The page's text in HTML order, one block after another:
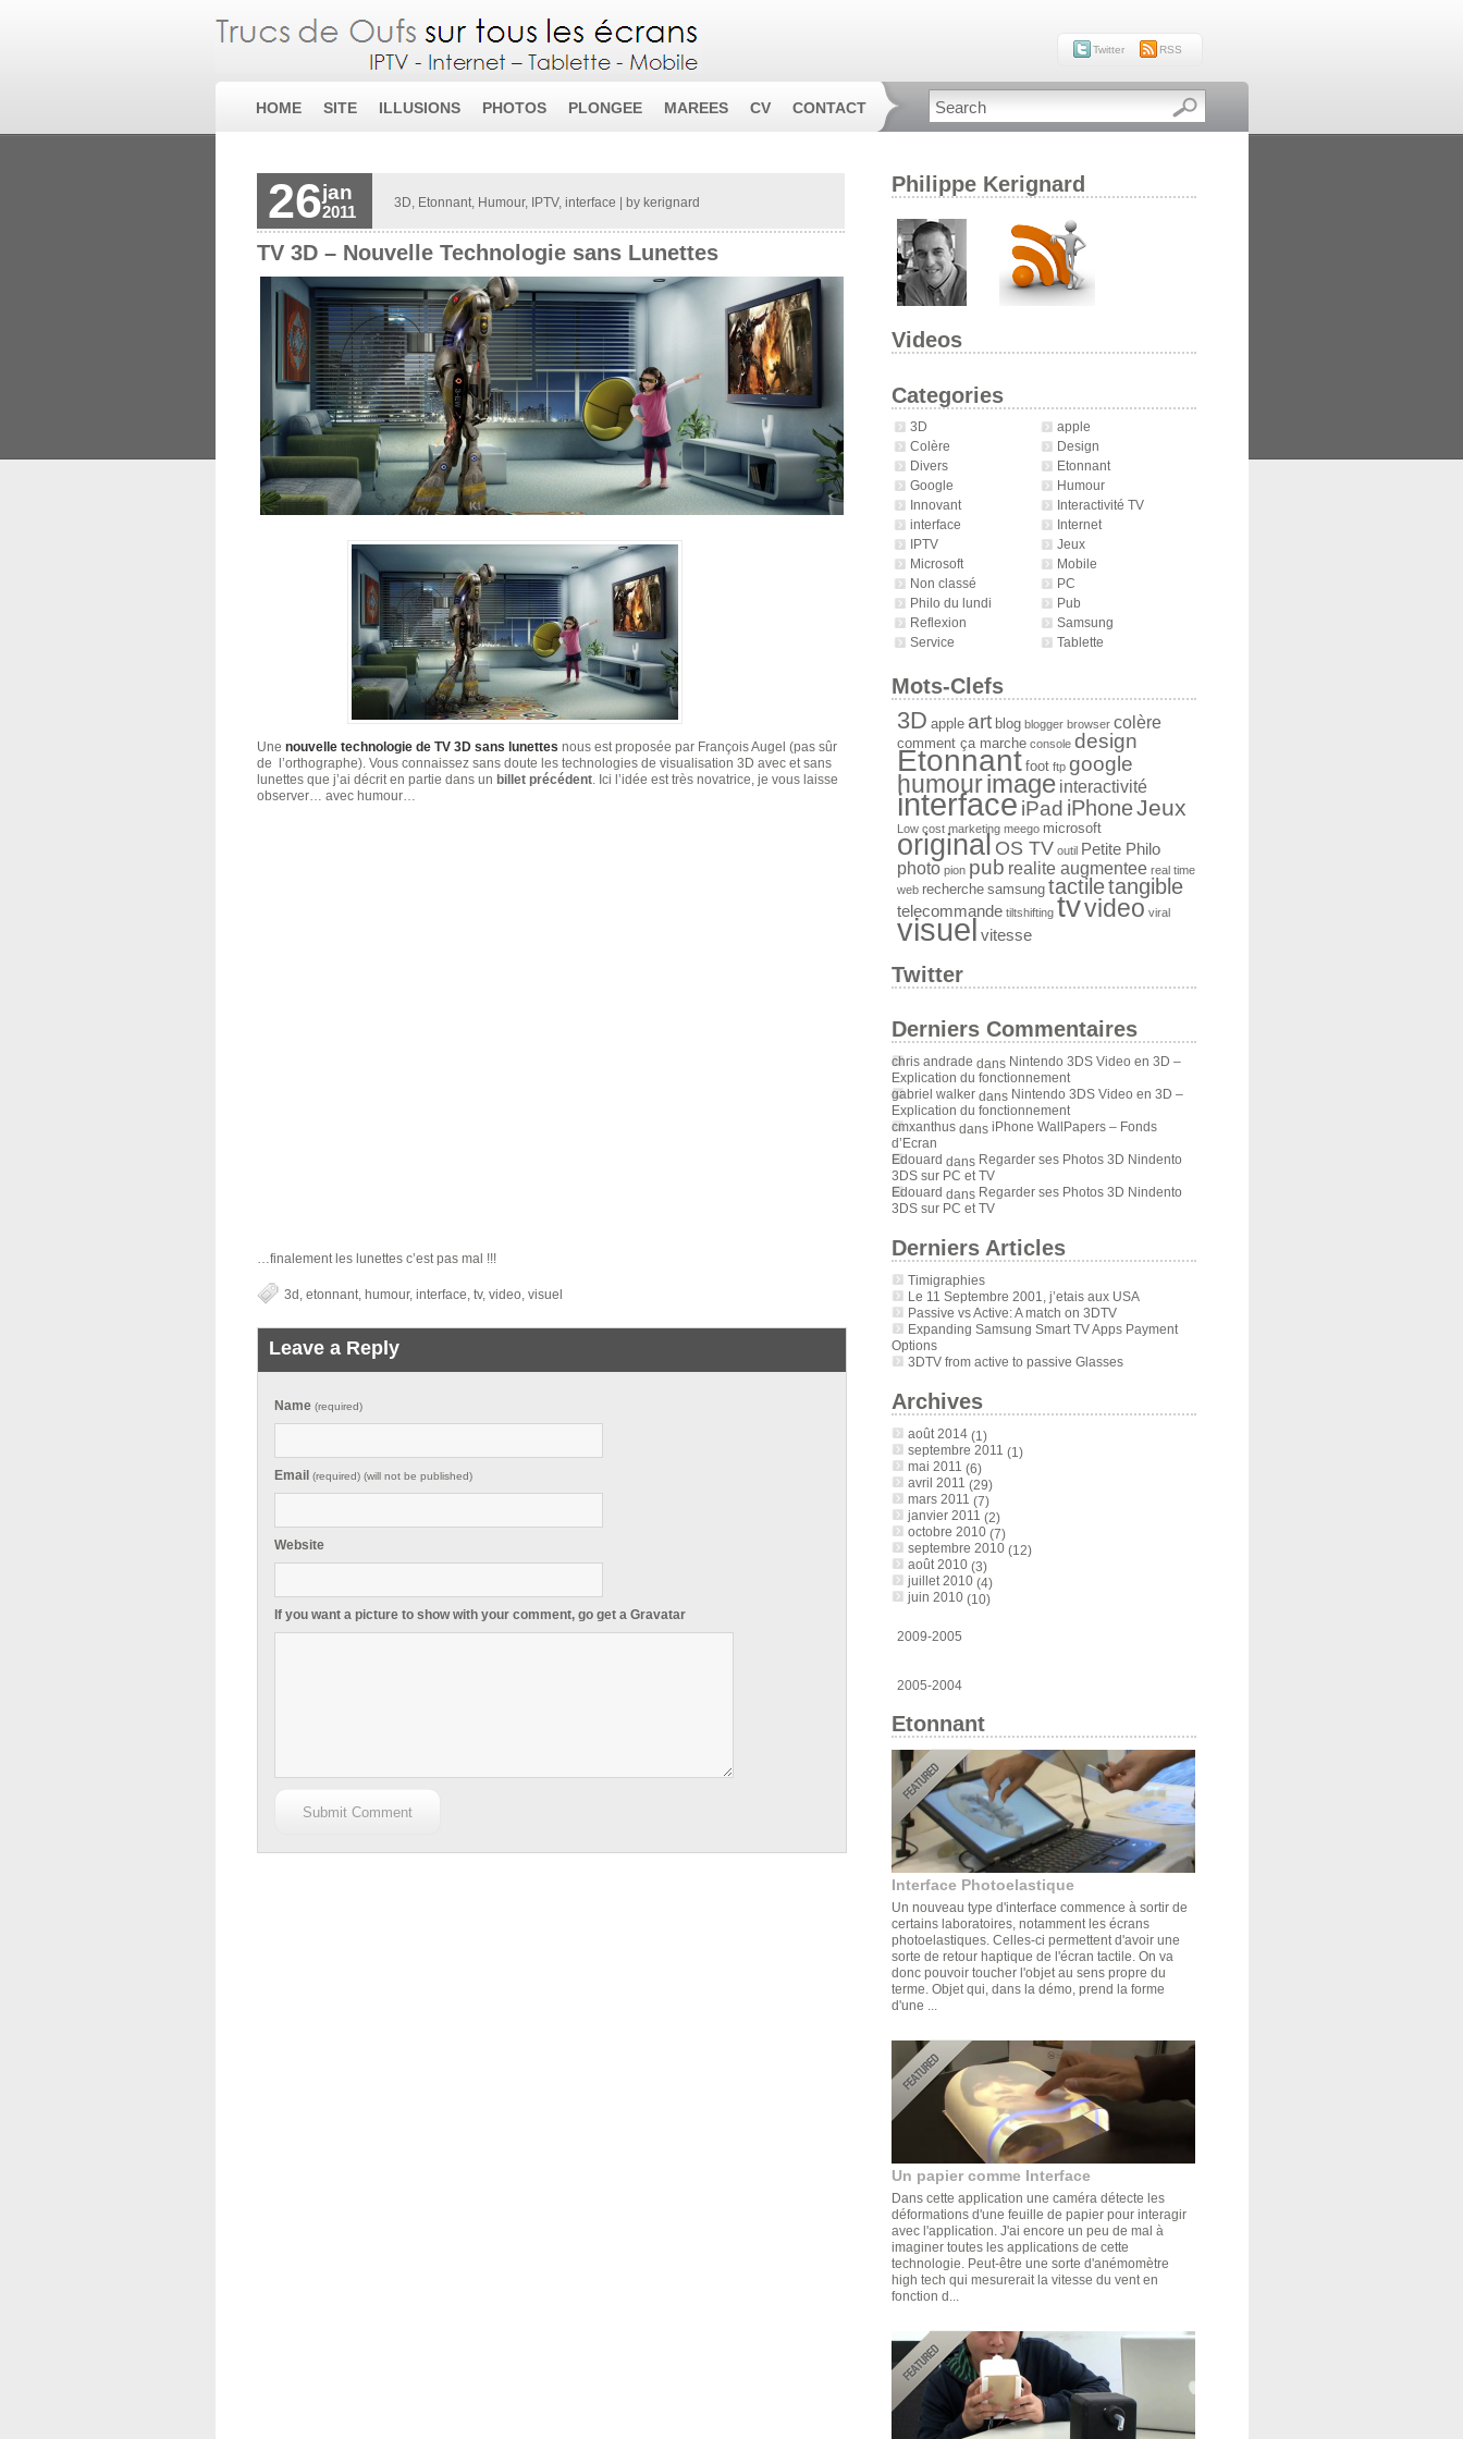
Twitter RSS
HOME SITE ILLUSIONS PHOTOS PLONGEE MAREES CV CONTACT
Philippe Kerignard
Videos
Categories
3D
apple
Colère
Design
Divers
Etonnant
Google
Humour
Innovant
Interactivité TV
interface
Internet
IPTV
Jeux
Microsoft
Mobile
Non classé
PC
Philo du lundi
Pub
Reflexion
Samsung
Service
Tablette
Mots-Clefs
3D apple art blog blogger browser colère
comment ça marche console design
Etonnant foot ftp google
humourimage interactivité
interface iPad iPhoneJeux
Low cost marketing meego microsoft
original OS TV outil Petite Philo
photo pion pub realite augmentee real time
web recherche samsung tactiletangible
telecommande tiltshifting tvvideo viral
visuel vitesse
Twitter
Derniers Commentaires
chris andrade dans Nintendo 3DS Video en 3D –
Explication du fonctionnement
gabriel walkerdans Nintendo 3DS Video en 3D –
Explication du fonctionnement
cmxanthusdans iPhone WallPapers – Fonds
d’Ecran
Edouard dans Regarder ses Photos 3D Nindento
3DS sur PC et TV
Edouard dans Regarder ses Photos 3D Nindento
3DS sur PC et TV
Derniers Articles
Timigraphies
Le 11 Septembre 2001, j’etais aux USA
Passive vs Active: A match on 3DTV
Expanding Samsung Smart TV Apps Payment
Options
3DTV from active to passive Glasses
Archives
août 2014(1)
septembre 2011 (1)
mai 2011 (6)
avril 2011 (29)
mars 2011 (7)
janvier 2011 (2)
octobre 2010(7)
septembre 2010(12)
août 2010(3)
juillet 2010(4)
juin 2010(10)
2009-2005
2005-2004
Etonnant
Interface Photoelastique
Un nouveau type d'interface commence à sortir de
certains laboratoires, notamment les écrans
photoelastiques. Celles-ci permettent d'avoir une
sorte de retour haptique de l'écran tactile. On va
donc pouvoir toucher l'objet au sens propre du
terme. Objet qui, dans la démo, prend la forme
d'une ...
Un papier comme Interface
Dans cette application une caméra détecte les
déformations d'une feuille de papier pour interagir
avec l'application. J'ai encore un peu de mal à
imaginer toutes les applications de cette
technologie. Peut-être une sorte d'anémomètre
high tech qui mesurerait la vitesse du vent en
fonction d...
26jan
2011
3D Etonnant, Humour, IPTV, interface | by kerignard
TV 3D – Nouvelle Technologie sans Lunettes
Une nouvelle technologie de TV 3D sans lunettes nous est proposée par François Augel (pas sûr
de l’orthographe). Vous connaissez sans doute les technologies de visualisation 3D avec et sans
lunettes que j’ai décrit en partie dans un billet précédent. Ici l’idée est très novatrice, je vous laisse
observer… avec humour…
…finalement les lunettes c’est pas mal !!!
3d etonnant, humour, interface tv, video visuel
Leave a Reply
Name(required)
Email (required) (will not be published)
Website
If you want a picture to show with your comment, go get a Gravatar